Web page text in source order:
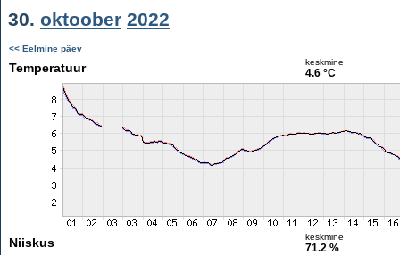
30. oktoober 2022
<< Eelmine päev
Temperatuur keskmine
4.6 °C
Niiskus keskmine
71.2 %